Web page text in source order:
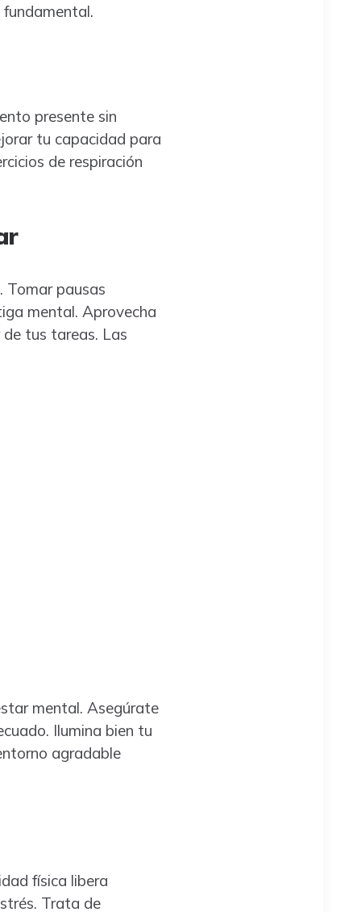
presente sin
tu capacidad para
de respiración
Tomar pausas
mental. Aprovecha
tus tareas. Las
mental. Asegúrate
Ilumina bien tu
agradable
física libera
Trata de